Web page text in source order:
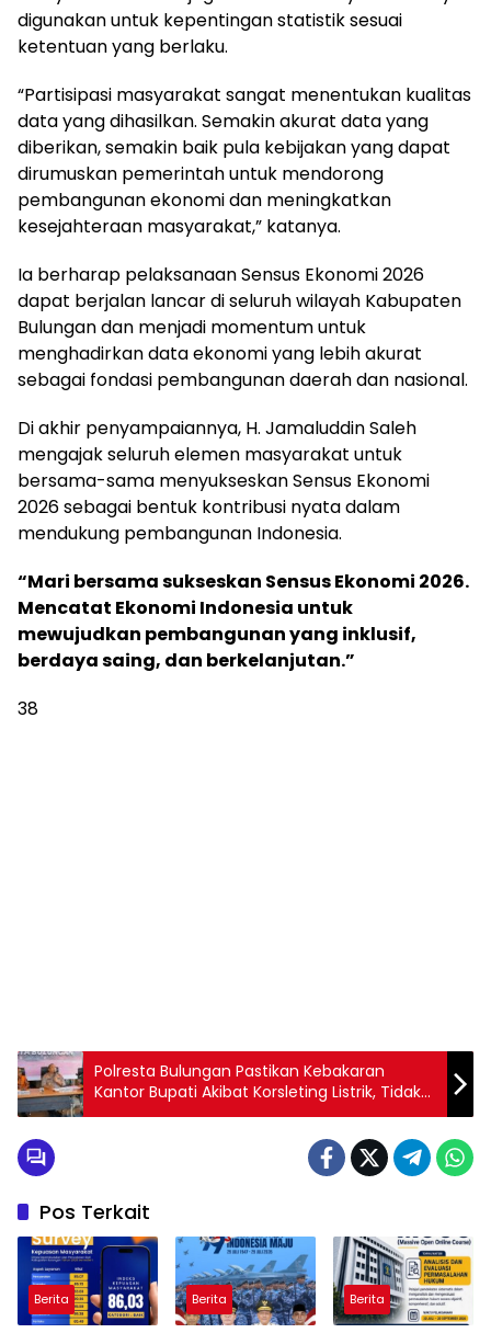
digunakan untuk kepentingan statistik sesuai
ketentuan yang berlaku.
“Partisipasi masyarakat sangat menentukan kualitas
data yang dihasilkan. Semakin akurat data yang
diberikan, semakin baik pula kebijakan yang dapat
dirumuskan pemerintah untuk mendorong
pembangunan ekonomi dan meningkatkan
kesejahteraan masyarakat,” katanya.
Ia berharap pelaksanaan Sensus Ekonomi 2026
dapat berjalan lancar di seluruh wilayah Kabupaten
Bulungan dan menjadi momentum untuk
menghadirkan data ekonomi yang lebih akurat
sebagai fondasi pembangunan daerah dan nasional.
Di akhir penyampaiannya, H. Jamaluddin Saleh
mengajak seluruh elemen masyarakat untuk
bersama-sama menyukseskan Sensus Ekonomi
2026 sebagai bentuk kontribusi nyata dalam
mendukung pembangunan Indonesia.
“Mari bersama sukseskan Sensus Ekonomi 2026.
Mencatat Ekonomi Indonesia untuk
mewujudkan pembangunan yang inklusif,
berdaya saing, dan berkelanjutan.”
38
Polresta Bulungan Pastikan Kebakaran
Kantor Bupati Akibat Korsleting Listrik, Tidak
Ada Unsur Pidana
Pos Terkait
Berita Berita Berita